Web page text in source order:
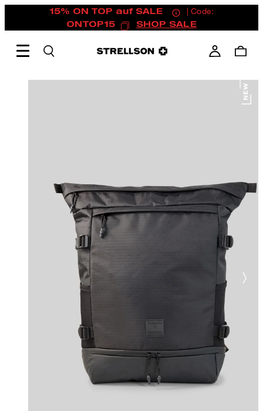
15% ON TOP auf SALE
| Code:
ONTOP15
SHOP SALE